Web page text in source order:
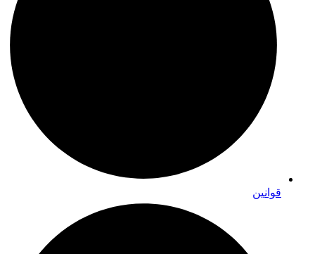
قوانین